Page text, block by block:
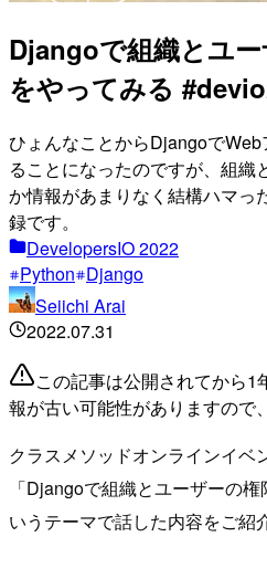
Djangoで組織とユ
をやってみる
ひょんなことからDjangoで
ることになったのですが、組織
か情報があまりなく結構ハマっ
録です。
DevelopersIO 2022
Python Django
Seiichi Arai
2022.07.31
この記事は公開されてから
報が古い可能性がありますので
クラスメソッドオンラインイベ
「Djangoで組織とユーザーの
いうテーマで話した内容をご紹